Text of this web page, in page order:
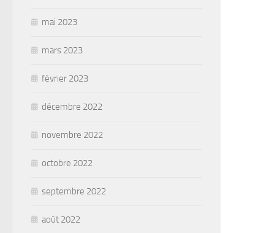
mai 2023
mars 2023
février 2023
décembre 2022
novembre 2022
octobre 2022
septembre 2022
août 2022